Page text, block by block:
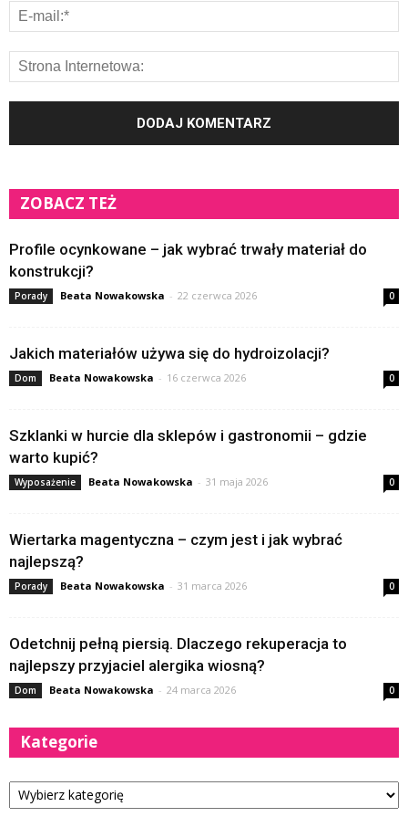
ZOBACZ TEŻ
Profile ocynkowane – jak wybrać trwały materiał do
konstrukcji?
Porady Beata Nowakowska - 22 czerwca 2026 0
Jakich materiałów używa się do hydroizolacji?
Dom Beata Nowakowska - 16 czerwca 2026 0
Szklanki w hurcie dla sklepów i gastronomii – gdzie
warto kupić?
Wyposażenie Beata Nowakowska - 31 maja 2026 0
Wiertarka magentyczna – czym jest i jak wybrać
najlepszą?
Porady Beata Nowakowska - 31 marca 2026 0
Odetchnij pełną piersią. Dlaczego rekuperacja to
najlepszy przyjaciel alergika wiosną?
Dom Beata Nowakowska - 24 marca 2026 0
Kategorie
Kategorie